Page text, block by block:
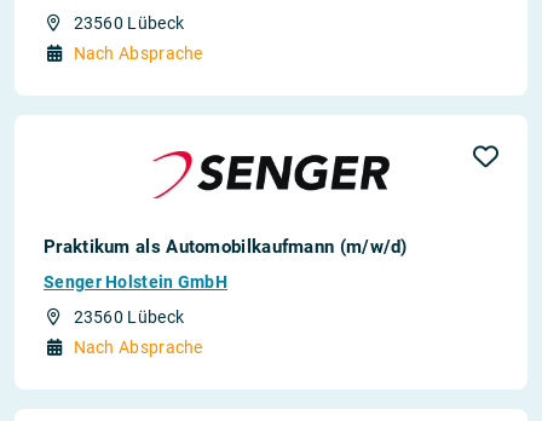
23560 Lübeck
Nach Absprache
Praktikum als Automobilkaufmann (m/w/d)
Senger Holstein GmbH
23560 Lübeck
Nach Absprache